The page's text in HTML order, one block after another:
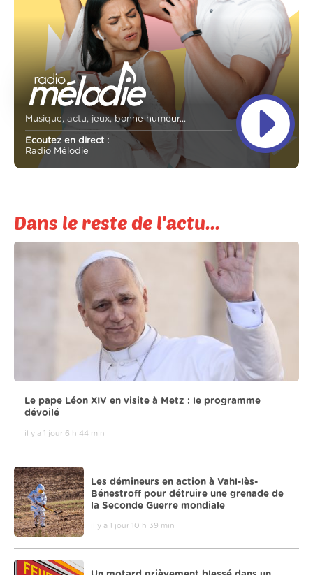
Musique, actu, jeux, bonne humeur...
Ecoutez en direct :
Radio Mélodie
Dans le reste de l'actu...
Le pape Léon XIV en visite à Metz : le programme
dévoilé
il y a 1 jour 6 h 44 min
Les démineurs en action à Vahl-lès-
Bénestroff pour détruire une grenade de
la Seconde Guerre mondiale
il y a 1 jour 10 h 39 min